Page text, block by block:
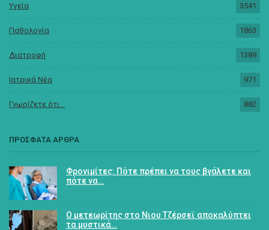
Υγεία 3541
Παθολογία 1863
Διατροφή 1389
Ιατρικά Νέα 971
Γνωρίζετε ότι... 882
ΠΡΟΣΦΑΤΑ ΑΡΘΡΑ
Φρονιμίτες: Πότε πρέπει να τους βγάλετε και
πότε να…
Ο μετεωρίτης στο Νιου Τζέρσεϊ αποκαλύπτει
τα μυστικά…